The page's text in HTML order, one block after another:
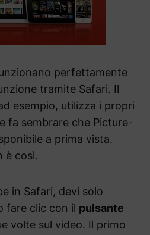
perfettamente
tramite Safari. Il
esempio, utilizza i propri
fa sembrare che Picture-
a prima vista.
è così.
in Safari, devi solo
fare clic con il pulsante
volte sul video. Il primo